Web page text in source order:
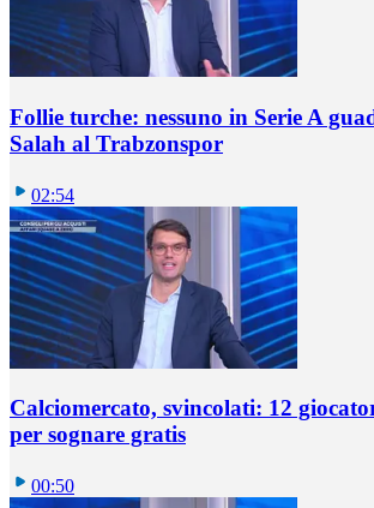
Follie turche: nessuno in Serie A
Salah al Trabzonspor
02:54
Calciomercato, svincolati: 12
per sognare gratis
00:50